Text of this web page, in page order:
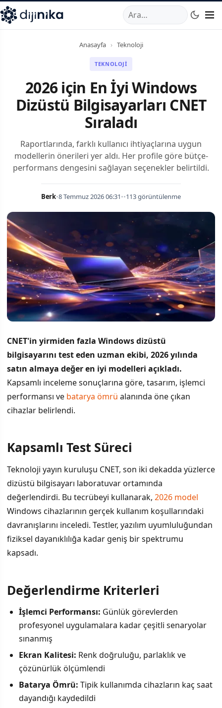
,Marmara Mahallesi,Beylikdüzü34520TRTelefon:0850
Anasayfa › Teknoloji
TEKNOLOJI
2026 için En İyi Windows
Dizüstü Bilgisayarları CNET
Sıraladı
Raportlarında, farklı kullanıcı ihtiyaçlarına uygun
modellerin önerileri yer aldı. Her profile göre bütçe-
performans dengesini sağlayan seçenekler belirtildi.
Berk•8 Temmuz 2026 06:31••113 görüntülenme
CNET'in yirmiden fazla Windows dizüstü
bilgisayarını test eden uzman ekibi, 2026 yılında
satın almaya değer en iyi modelleri açıkladı.
Kapsamlı inceleme sonuçlarına göre, tasarım, işlemci
performansı ve batarya ömrü alanında öne çıkan
cihazlar belirlendi.
İÇINDEKILER
Kapsamlı Test Süreci
Değerlendirme Kriterleri
Farklı Kullanıcı Profilleri İçin Öneriler
Piyasa Trendleri
Kapsamlı Test Süreci
Teknoloji yayın kuruluşu CNET, son iki dekadda yüzlerce
dizüstü bilgisayarı laboratuvar ortamında
değerlendirdi. Bu tecrübeyi kullanarak, 2026 model
Windows cihazlarının gerçek kullanım koşullarındaki
davranışlarını inceledi. Testler, yazılım uyumluluğundan
fiziksel dayanıklılığa kadar geniş bir spektrumu
kapsadı.
Değerlendirme Kriterleri
İşlemci Performansı: Günlük görevlerden
profesyonel uygulamalara kadar çeşitli senaryolar
sınanmış
Ekran Kalitesi: Renk doğruluğu, parlaklık ve
çözünürlük ölçümlendi
Batarya Ömrü: Tipik kullanımda cihazların kaç saat
dayandığı kaydedildi